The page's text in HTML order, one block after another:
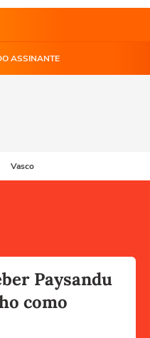
ASSINANTE
Vasco
Paysandu
como